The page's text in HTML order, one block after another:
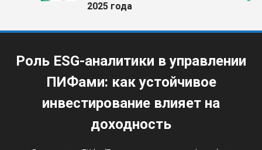
2025 года
Роль ESG-аналитики в управлении
ПИФами: как устойчивое
инвестирование влияет на
доходность